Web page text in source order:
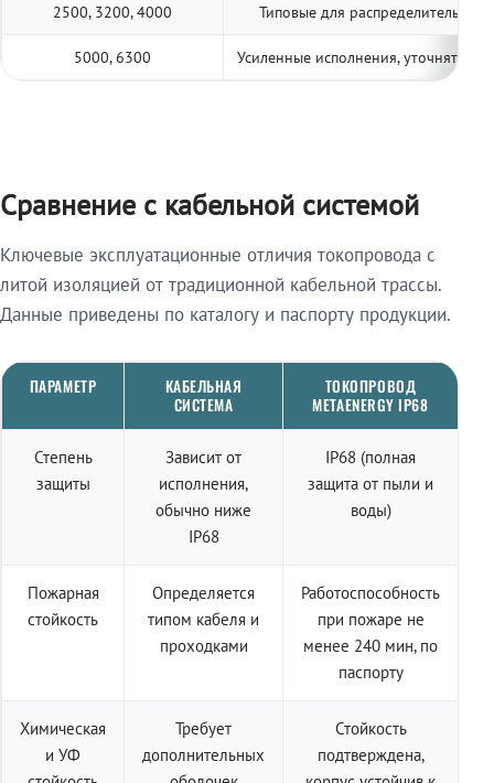
2500, 3200, 4000 Типовые для распределительных
5000, 6300 Усиленные исполнения, уточнять по
Сравнение с кабельной системой
Ключевые эксплуатационные отличия токопровода с
литой изоляцией от традиционной кабельной трассы.
Данные приведены по каталогу и паспорту продукции.
ПАРАМЕТР
КАБЕЛЬНАЯ
СИСТЕМА
ТОКОПРОВОД
METAENERGY IP68
Степень
защиты
Зависит от
исполнения,
обычно ниже
IP68
IP68 (полная
защита от пыли и
воды)
Пожарная
стойкость
Определяется
типом кабеля и
проходками
Работоспособность
при пожаре не
менее 240 мин, по
паспорту
Химическая
и УФ
Требует
дополнительных
Стойкость
подтверждена,